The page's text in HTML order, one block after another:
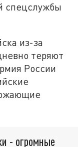
спецслужбы
из-за
теряют
России
- огромные